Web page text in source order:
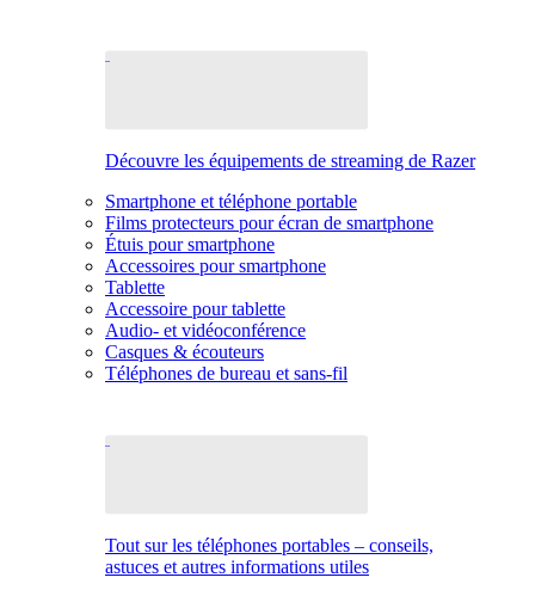
Découvre les équipements de streaming de Razer
Smartphone et téléphone portable
Films protecteurs pour écran de smartphone
Étuis pour smartphone
Accessoires pour smartphone
Tablette
Accessoire pour tablette
Audio- et vidéoconférence
Casques & écouteurs
Téléphones de bureau et sans-fil
Tout sur les téléphones portables – conseils,
astuces et autres informations utiles